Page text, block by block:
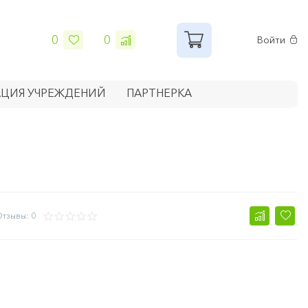
0 0 Войти
УЧРЕЖДЕНИЙ ПАРТНЕРКА
0